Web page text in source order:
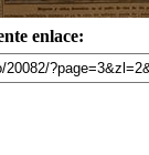
enlace: